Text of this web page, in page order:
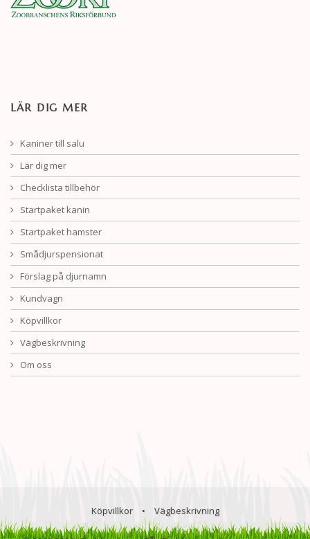
LÄR DIG MER
Kaniner till salu
Lär dig mer
Checklista tillbehör
Startpaket kanin
Startpaket hamster
Smådjurspensionat
Förslag på djurnamn
Kundvagn
Köpvillkor
Vägbeskrivning
Om oss
Köpvillkor • Vägbeskrivning